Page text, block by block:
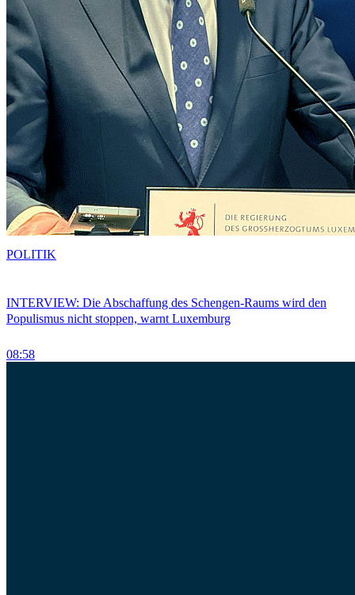
INTERVIEW: Die Abschaffung des Schengen-Raums wird den
Populismus nicht stoppen, warnt Luxemburg
08:58
POLITIK